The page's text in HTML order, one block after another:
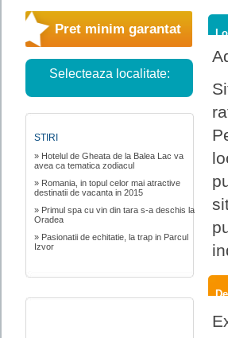
Pret minim garantat
Selecteaza localitate:
STIRI
» Hotelul de Gheata de la Balea Lac va
avea ca tematica zodiacul
» Romania, in topul celor mai atractive
destinatii de vacanta in 2015
» Primul spa cu vin din tara s-a deschis la
Oradea
» Pasionatii de echitatie, la trap in Parcul
Izvor